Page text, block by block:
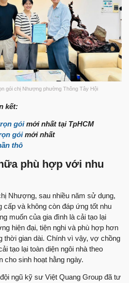
gói chị Nhượng phường Thông Tây Hội
kết:
góimới nhất tại TpHCM
góimới nhất
thô
phù hợp với nhu
Nhượng, sau nhiều năm sử dụng,
cấp và không còn đáp ứng tốt nhu
muốn của gia đình là cải tạo lại
hiện đại, tiện nghi và phù hợp hơn
thời gian dài. Chính vì vậy, vợ chồng
tạo lại toàn diện ngôi nhà theo
cho sinh hoạt hằng ngày.
ngũ kỹ sư Việt Quang Group đã tư